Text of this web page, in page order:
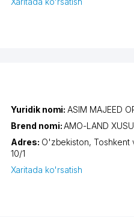
Yuridik nomi:ASIM MAJEED
Brend nomi:AMO-LAND
Adres: O'zbekiston,Toshkent
10/1
Xaritada ko'rsatish